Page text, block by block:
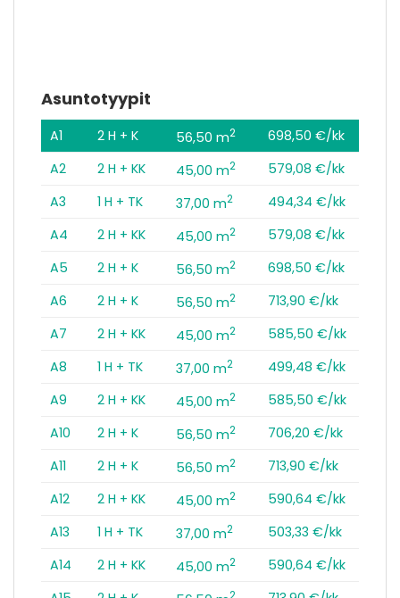
Asuntotyypit
A1 2 H + K 56,50 m2
698,50 €/kk
A2
2 H + KK 45,00 m2
579,08 €/kk
A3
1 H + TK 37,00 m2
494,34 €/kk
A4
2 H + KK 45,00 m2
579,08 €/kk
A5
2 H + K 56,50 m2
698,50 €/kk
A6
2 H + K 56,50 m2
713,90 €/kk
A7
2 H + KK 45,00 m2
585,50 €/kk
A8
1 H + TK 37,00 m2
499,48 €/kk
A9
2 H + KK 45,00 m2
585,50 €/kk
A10
2 H + K 56,50 m2
706,20 €/kk
A11
2 H + K 56,50 m2
713,90 €/kk
A12
2 H + KK 45,00 m2
590,64 €/kk
A13
1 H + TK 37,00 m2
503,33 €/kk
A14
2 H + KK 45,00 m2
590,64 €/kk
2